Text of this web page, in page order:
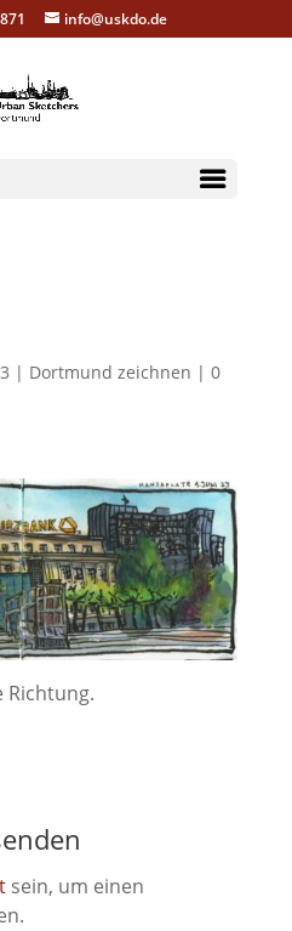
info@uskdo.de
| Dortmund zeichnen | 0
Richtung.
sein, um einen